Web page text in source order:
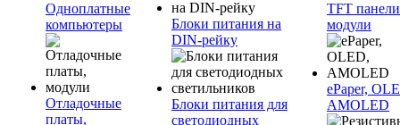
Одноплатные
компьютеры
Отладочные
платы,
Блоки питания на
DIN-рейку
Блоки питания для
светодиодных
TFT
модули
ePaper,
AMOLED